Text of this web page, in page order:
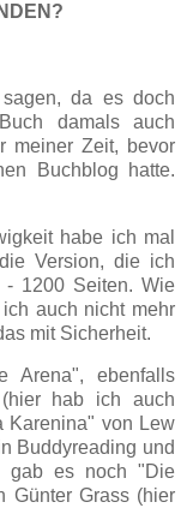
da es doch
damals auch
meiner Zeit, bevor
Buchblog hatte.
habe ich mal
Version, die ich
- 1200 Seiten. Wie
auch nicht mehr
mit Sicherheit.
Arena", ebenfalls
hab ich auch
Karenina" von Lew
Buddyreading und
gab es noch "Die
Günter Grass (hier